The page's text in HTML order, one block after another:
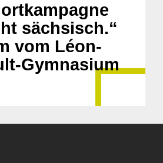
sächsisch.“
vom Léon-
Gymnasium